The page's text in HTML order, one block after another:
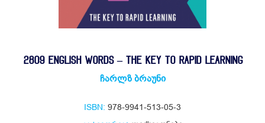
2809 ENGLISH WORDS – THE KEY TO RAPID LEARNING
ჩარლზ ბრაუნი
ISBN: 978-9941-513-05-3